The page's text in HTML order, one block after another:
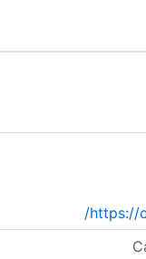
https://